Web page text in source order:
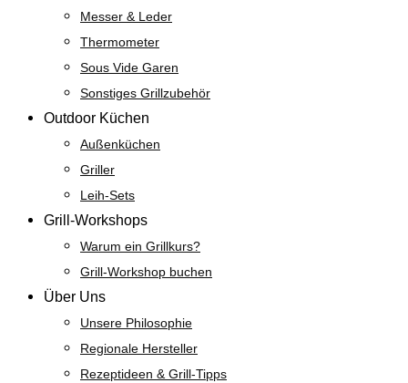
Messer & Leder
Thermometer
Sous Vide Garen
Sonstiges Grillzubehör
Outdoor Küchen
Außenküchen
Griller
Leih-Sets
Grill-Workshops
Warum ein Grillkurs?
Grill-Workshop buchen
Über Uns
Unsere Philosophie
Regionale Hersteller
Rezeptideen & Grill-Tipps